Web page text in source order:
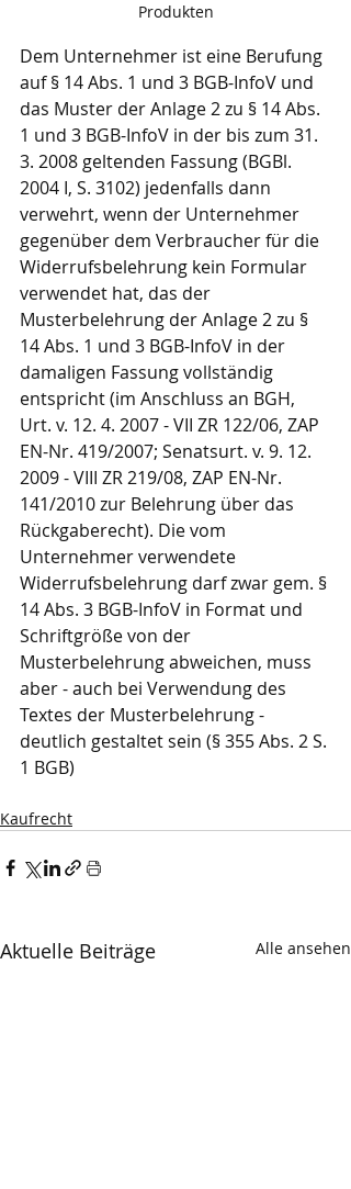
Produkten
Dem Unternehmer ist eine Berufung
auf § 14 Abs. 1 und 3 BGB-InfoV und
das Muster der Anlage 2 zu § 14 Abs.
1 und 3 BGB-InfoV in der bis zum 31.
3. 2008 geltenden Fassung (BGBl.
2004 I, S. 3102) jedenfalls dann
verwehrt, wenn der Unternehmer
gegenüber dem Verbraucher für die
Widerrufsbelehrung kein Formular
verwendet hat, das der
Musterbelehrung der Anlage 2 zu §
14 Abs. 1 und 3 BGB-InfoV in der
damaligen Fassung vollständig
entspricht (im Anschluss an BGH,
Urt. v. 12. 4. 2007 - VII ZR 122/06, ZAP
EN-Nr. 419/2007; Senatsurt. v. 9. 12.
2009 - VIII ZR 219/08, ZAP EN-Nr.
141/2010 zur Belehrung über das
Rückgaberecht). Die vom
Unternehmer verwendete
Widerrufsbelehrung darf zwar gem. §
14 Abs. 3 BGB-InfoV in Format und
Schriftgröße von der
Musterbelehrung abweichen, muss
aber - auch bei Verwendung des
Textes der Musterbelehrung -
deutlich gestaltet sein (§ 355 Abs. 2 S.
1 BGB)
Kaufrecht
Aktuelle Beiträge Alle ansehen